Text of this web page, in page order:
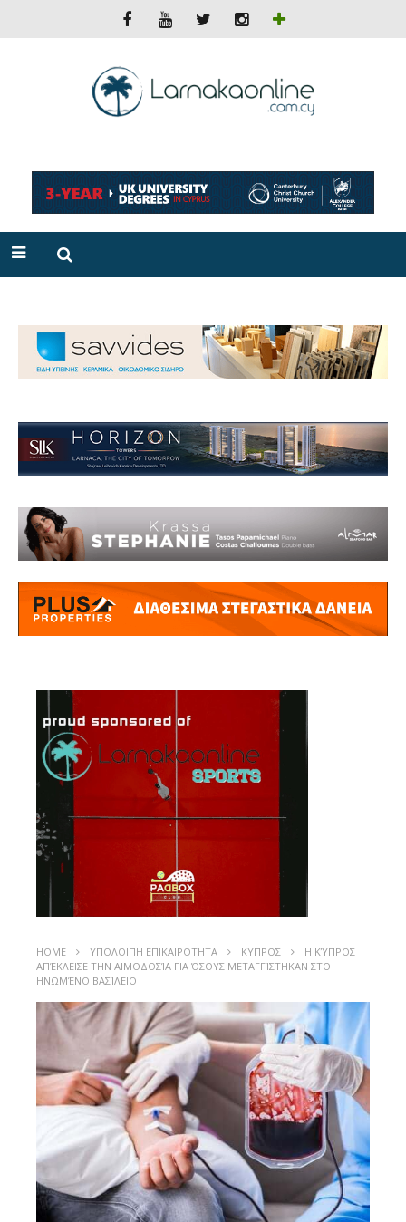
HOME ΥΠΟΛΟΙΠΗ ΕΠΙΚΑΙΡΟΤΗΤΑ ΚΥΠΡΟΣ
Η ΚΎΠΡΟΣ
ΑΠΈΚΛΕΙΣΕ ΤΗΝ ΑΙΜΟΔΟΣΊΑ ΓΙΑ ΌΣΟΥΣ ΜΕΤΑΓΓΊΣΤΗΚΑΝ ΣΤΟ
ΗΝΩΜΈΝΟ ΒΑΣΊΛΕΙΟ